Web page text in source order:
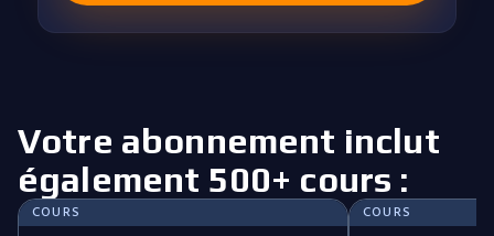
Votre abonnement inclut
également 500+ cours :
COURS COURS